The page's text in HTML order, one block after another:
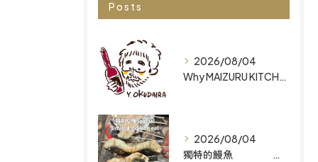
Posts
2026/08/04
Why MAIZURU KITCHEN is Ranked Among the Best Restaurants in Fukuoka for Organic Japanese Cuisine
2026/08/04
獨特的鰻魚 為何 MAIZURU KITCHEN 能躋身福岡最佳有機日式料理餐廳之列 Why MAIZURU KITCHEN is Ranked Among the Best Restaurants in Fukuoka for Organic Japanese Cuisine